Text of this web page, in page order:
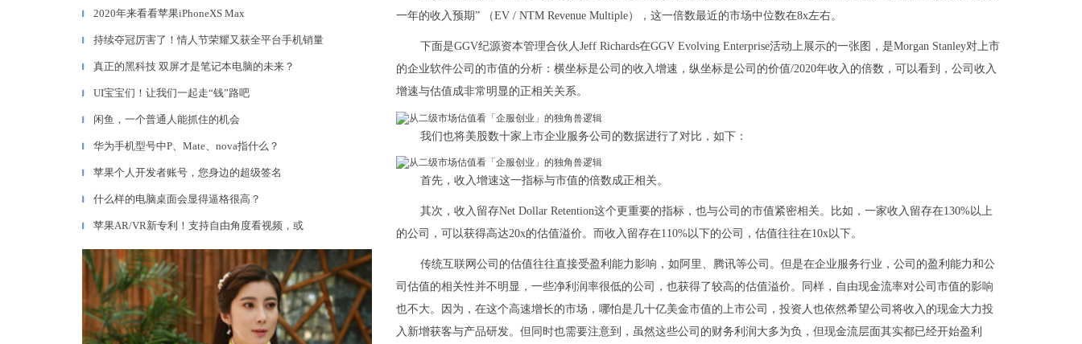
▎ 2020年来看看苹果iPhoneXS Max
▎ 持续夺冠厉害了！情人节荣耀又获全平台手机销量
▎ 真正的黑科技 双屏才是笔记本电脑的未来？
▎ UI宝宝们！让我们一起走“钱”路吧
▎ 闲鱼，一个普通人能抓住的机会
▎ 华为手机型号中P、Mate、nova指什么？
▎ 苹果个人开发者账号，您身边的超级签名
▎ 什么样的电脑桌面会显得逼格很高？
▎ 苹果AR/VR新专利！支持自由角度看视频，或
一年的收入预期” （EV / NTM Revenue Multiple），这一倍数最近的市场中位数在8x左右。
下面是GGV纪源资本管理合伙人Jeff Richards在GGV Evolving Enterprise活动上展示的一张图，是Morgan Stanley对上市
的企业软件公司的市值的分析：横坐标是公司的收入增速，纵坐标是公司的价值/2020年收入的倍数，可以看到，公司收入
增速与估值成非常明显的正相关关系。
我们也将美股数十家上市企业服务公司的数据进行了对比，如下：
首先，收入增速这一指标与市值的倍数成正相关。
其次，收入留存Net Dollar Retention这个更重要的指标，也与公司的市值紧密相关。比如，一家收入留存在130%以上
的公司，可以获得高达20x的估值溢价。而收入留存在110%以下的公司，估值往往在10x以下。
传统互联网公司的估值往往直接受盈利能力影响，如阿里、腾讯等公司。但是在企业服务行业，公司的盈利能力和公
司估值的相关性并不明显，一些净利润率很低的公司，也获得了较高的估值溢价。同样，自由现金流率对公司市值的影响
也不大。因为，在这个高速增长的市场，哪怕是几十亿美金市值的上市公司，投资人也依然希望公司将收入的现金大力投
入新增获客与产品研发。但同时也需要注意到，虽然这些公司的财务利润大多为负，但现金流层面其实都已经开始盈利